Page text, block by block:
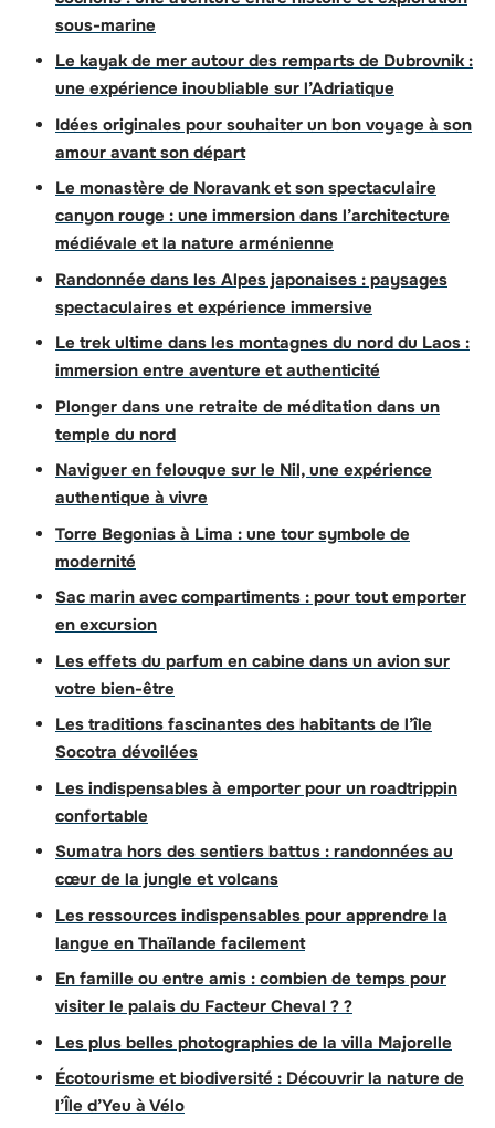
sous-marine
Le kayak de mer autour des remparts de Dubrovnik :
une expérience inoubliable sur l’Adriatique
Idées originales pour souhaiter un bon voyage à son
amour avant son départ
Le monastère de Noravank et son spectaculaire
canyon rouge : une immersion dans l’architecture
médiévale et la nature arménienne
Randonnée dans les Alpes japonaises : paysages
spectaculaires et expérience immersive
Le trek ultime dans les montagnes du nord du Laos :
immersion entre aventure et authenticité
Plonger dans une retraite de méditation dans un
temple du nord
Naviguer en felouque sur le Nil, une expérience
authentique à vivre
Torre Begonias à Lima : une tour symbole de
modernité
Sac marin avec compartiments : pour tout emporter
en excursion
Les effets du parfum en cabine dans un avion sur
votre bien-être
Les traditions fascinantes des habitants de l’île
Socotra dévoilées
Les indispensables à emporter pour un roadtrippin
confortable
Sumatra hors des sentiers battus : randonnées au
cœur de la jungle et volcans
Les ressources indispensables pour apprendre la
langue en Thaïlande facilement
En famille ou entre amis : combien de temps pour
visiter le palais du Facteur Cheval ? ?
Les plus belles photographies de la villa Majorelle
Écotourisme et biodiversité : Découvrir la nature de
l’Île d’Yeu à Vélo